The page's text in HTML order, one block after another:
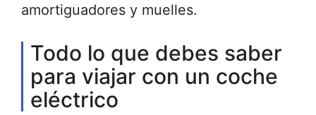
amortiguadores y muelles.
Todo lo que debes saber
para viajar con un coche
eléctrico